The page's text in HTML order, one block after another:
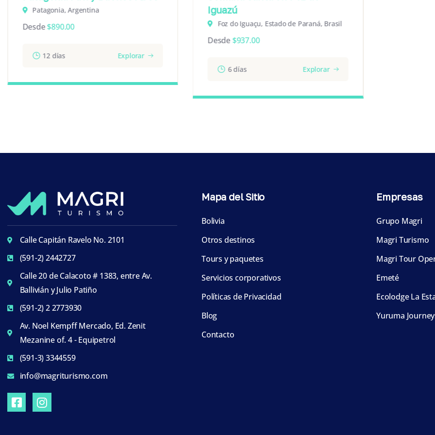
Patagonia, Argentina
Desde$890.00
12 días Explorar
Iguazú
Foz do Iguaçu, Estado de Paraná, Brasil
Desde $937.00
6 días Explorar
Calle Capitán Ravelo No. 2101
(591-2) 2442727
Calle 20 de Calacoto # 1383, entre Av.
Ballivián y Julio Patiño
(591-2) 2 2773930
Av. Noel Kempff Mercado, Ed. Zenit
Mezanine of. 4 - Equipetrol
(591-3) 3344559
info@magriturismo.com
Mapa del Sitio
Bolivia
Otros destinos
Tours y paquetes
Servicios corporativos
Políticas de Privacidad
Blog
Contacto
Empresas
Grupo Magri
Magri Turismo
Magri Tour
Emeté
Ecolodge La
Yuruma